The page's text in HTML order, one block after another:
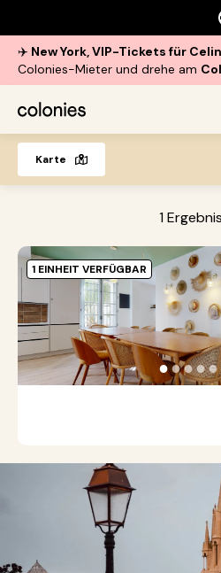
✈️ New York, VIP-Tickets für
Colonies-Mieter und drehe am
Karte
1
●●●●●
1 EINHEIT VERFÜGBAR